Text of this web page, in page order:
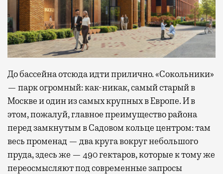
До бассейна отсюда идти прилично. «Сокольники»
— парк огромный: как-никак, самый старый в
Москве и один из самых крупных в Европе. И в
этом, пожалуй, главное преимущество района
перед замкнутым в Садовом кольце центром: там
весь променад — два круга вокруг небольшого
пруда, здесь же — 490 гектаров, которые к тому же
переосмысляют под современные запросы